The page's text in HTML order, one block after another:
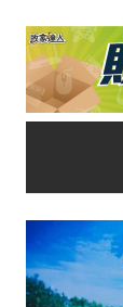
Skip
content
家
達
No.1
遊
戲
科